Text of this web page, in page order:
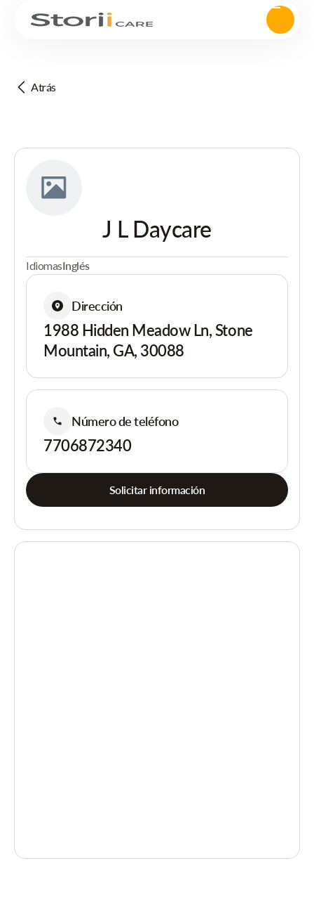
Atrás
J L Daycare
IdiomasInglés
Dirección
1988 Hidden Meadow Ln, Stone
Mountain, GA, 30088
Número de teléfono
7706872340
Solicitar información